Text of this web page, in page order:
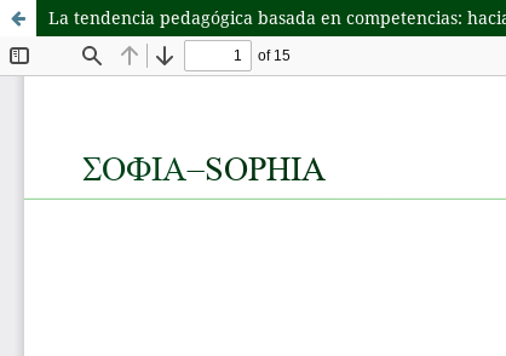
La tendencia pedagógica basada en competencias: